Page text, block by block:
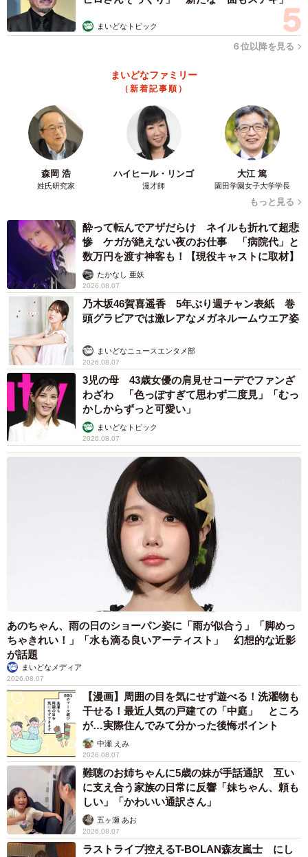
まいどなトピック
６位以降を見る
まいどなファミリー
（新着記事順）
森岡 浩
姓氏研究家
ハイヒール・リンゴ
漫才師
大江 篤
園田学園女子大学学長
もっと見る
酔って転んでアザだらけ ネイルも折れて超悲
惨 ケガが絶えない夜のお仕事 「病院代」と
数万円を渡す神客も！【現役キャストに取材】
たかなし 亜妖
2026.08.07
乃木坂46賀喜遥香 5年ぶり週チャン表紙 巻
頭グラビアでは激レアなメガネルームウエア姿
まいどなニュースエンタメ部
2026.08.07
3児の母 43歳女優の肩見せコーデでファンざ
わざわ 「色っぽすぎて思わず二度見」「むっ
かしからずっと可愛い」
まいどなトピック
2026.08.07
あのちゃん、雨の日のショーパン姿に「雨が似合う」「脚めっ
ちゃきれい！」「水も滴る良いアーティスト」 幻想的な近影
が話題
まいどなメディア
2026.08.07
【漫画】周囲の目を気にせず遊べる！洗濯物も
干せる！最近人気の戸建ての「中庭」 ところ
が…実際住んでみて分かった後悔ポイント
中瀬 えみ
2026.08.07
難聴のお姉ちゃんに5歳の妹が手話通訳 互い
に支え合う家族の日常に反響「妹ちゃん、頼も
しい」「かわいい通訳さん」
五ヶ瀬 あお
2026.08.07
ラストライブ控えるT-BOLAN森友嵐士 にし